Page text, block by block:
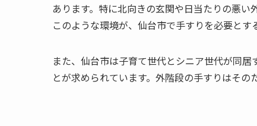
あります。特に北向きの玄関や日当たりの悪
このような環境が、仙台市で手すりを必要とす
また、仙台市は子育て世代とシニア世代が同
とが求められています。外階段の手すりはその